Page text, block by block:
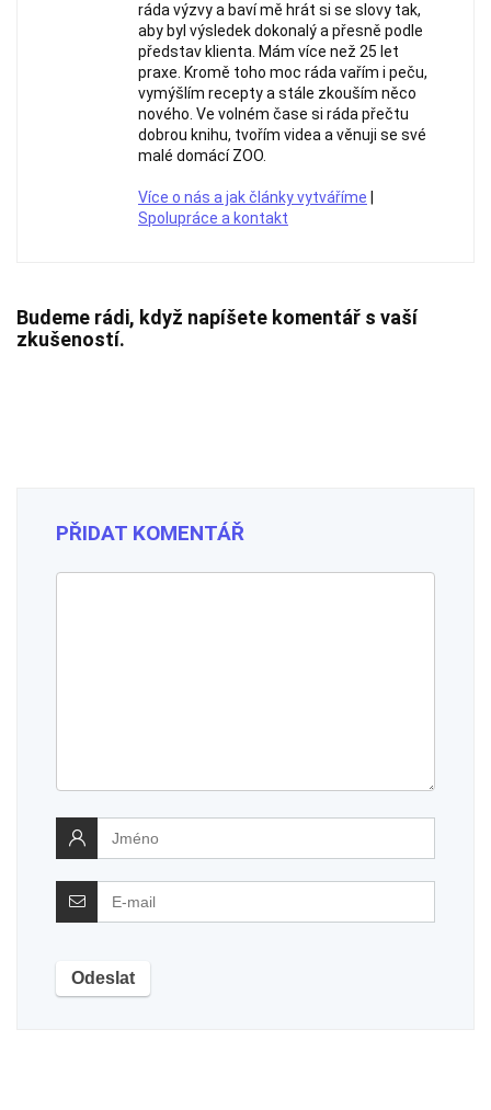
ráda výzvy a baví mě hrát si se slovy tak,
aby byl výsledek dokonalý a přesně podle
představ klienta. Mám více než 25 let
praxe. Kromě toho moc ráda vařím i peču,
vymýšlím recepty a stále zkouším něco
nového. Ve volném čase si ráda přečtu
dobrou knihu, tvořím videa a věnuji se své
malé domácí ZOO.
Více o nás a jak články vytváříme
Spolupráce a kontakt
Budeme rádi, když napíšete komentář s vaší
zkušeností.
PŘIDAT KOMENTÁŘ